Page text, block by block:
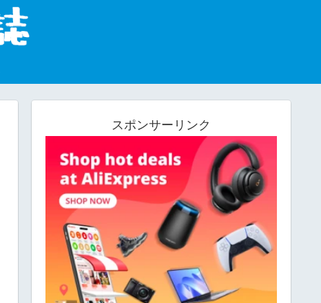
スポンサーリンク